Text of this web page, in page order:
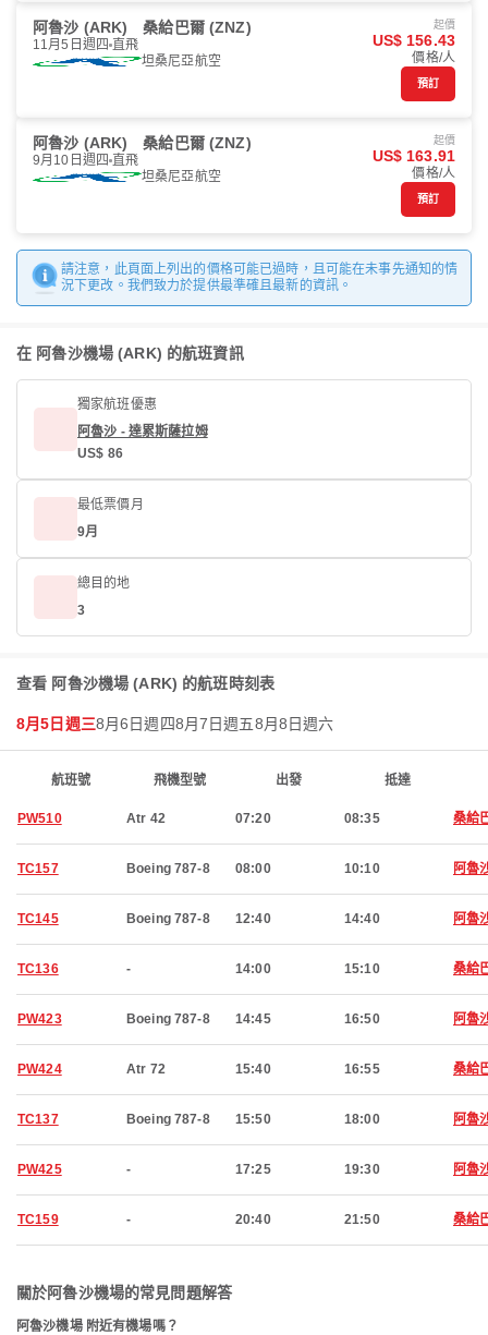
阿魯沙 (ARK) 桑給巴爾 (ZNZ)
11月5日週四 直飛
坦桑尼亞航空
起價
US$ 156.43
價格/人
預訂
阿魯沙 (ARK) 桑給巴爾 (ZNZ)
9月10日週四 直飛
坦桑尼亞航空
起價
US$ 163.91
價格/人
預訂
請注意，此頁面上列出的價格可能已過時，且可能在未事先通知的情
況下更改。我們致力於提供最準確且最新的資訊。
在 阿魯沙機場 (ARK) 的航班資訊
獨家航班優惠
阿魯沙 - 達累斯薩拉姆
US$ 86
最低票價月
9月
總目的地
3
查看 阿魯沙機場 (ARK) 的航班時刻表
8月5日週三8月6日週四8月7日週五8月8日週六
航班號 飛機型號 出發 抵達
PW510 Atr 42 07:20 08:35 桑給
TC157 Boeing 787-8 08:00 10:10 阿魯
TC145 Boeing 787-8 12:40 14:40 阿魯
TC136 - 14:00 15:10 桑給
PW423 Boeing 787-8 14:45 16:50 阿魯
PW424 Atr 72 15:40 16:55 桑給
TC137 Boeing 787-8 15:50 18:00 阿魯
PW425 - 17:25 19:30 阿魯
TC159 - 20:40 21:50 桑給
關於阿魯沙機場的常見問題解答
阿魯沙機場 附近有機場嗎？